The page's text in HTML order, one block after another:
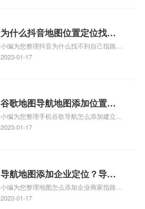
相关地图标注知识，详情可查看下方正文！
为什么抖音地图位置定位找不
到了？抖音为什么找不到当前
定位了？
小编为您整理抖音为什么找不到自己指路人
地图标注服务中心铺的位置、地图位置更新
服务中心位置、抖音突然不显示定位了相关
地图标注知识，详情可查看下方正文！
2023-01-17
谷歌地图导航地图添加位置？
添加谷歌地图导航位置？
小编为您整理手机谷歌导航怎么添加建立多
人位置、如何在地图，谷歌地图添加公司位
2023-01-17
导航地图添加企业定位？导航
定位企业？
小编为您整理地图怎么添加企业商家指路人
地图标注服务中心铺名称、地图怎么添加企
2023-01-17